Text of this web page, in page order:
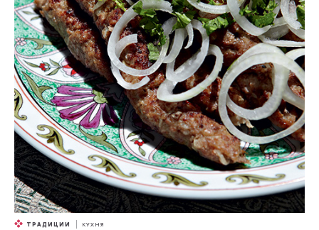
ТРАДИЦИИ КУХНЯ